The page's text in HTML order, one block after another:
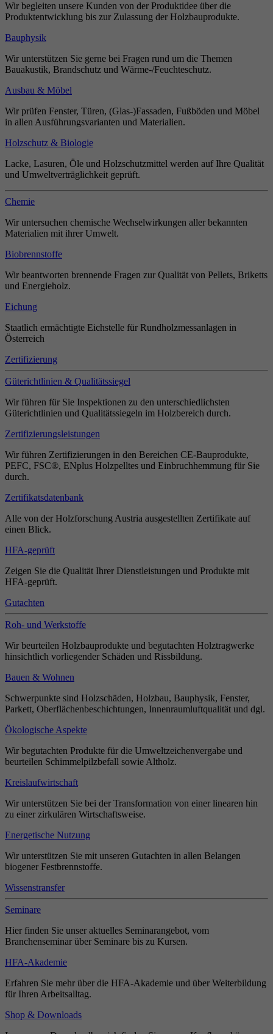
Wir begleiten unsere Kunden von der Produktidee über die
Produktentwicklung bis zur Zulassung der Holzbauprodukte.
Bauphysik
Wir unterstützen Sie gerne bei Fragen rund um die Themen
Bauakustik, Brandschutz und Wärme-/Feuchteschutz.
Ausbau & Möbel
Wir prüfen Fenster, Türen, (Glas-)Fassaden, Fußböden und Möbel
in allen Ausführungsvarianten und Materialien.
Holzschutz & Biologie
Lacke, Lasuren, Öle und Holzschutzmittel werden auf Ihre Qualität
und Umweltverträglichkeit geprüft.
Chemie
Wir untersuchen chemische Wechselwirkungen aller bekannten
Materialien mit ihrer Umwelt.
Biobrennstoffe
Wir beantworten brennende Fragen zur Qualität von Pellets, Briketts
und Energieholz.
Eichung
Staatlich ermächtigte Eichstelle für Rundholzmessanlagen in
Österreich
Zertifizierung
Güterichtlinien & Qualitätssiegel
Wir führen für Sie Inspektionen zu den unterschiedlichsten
Güterichtlinien und Qualitätssiegeln im Holzbereich durch.
Zertifizierungsleistungen
Wir führen Zertifizierungen in den Bereichen CE-Bauprodukte,
PEFC, FSC®, ENplus Holzpelltes und Einbruchhemmung für Sie
durch.
Zertifikatsdatenbank
Alle von der Holzforschung Austria ausgestellten Zertifikate auf
einen Blick.
HFA-geprüft
Zeigen Sie die Qualität Ihrer Dienstleistungen und Produkte mit
HFA-geprüft.
Gutachten
Roh- und Werkstoffe
Wir beurteilen Holzbauprodukte und begutachten Holztragwerke
hinsichtlich vorliegender Schäden und Rissbildung.
Bauen & Wohnen
Schwerpunkte sind Holzschäden, Holzbau, Bauphysik, Fenster,
Parkett, Oberflächenbeschichtungen, Innenraumluftqualität und dgl.
Ökologische Aspekte
Wir begutachten Produkte für die Umweltzeichenvergabe und
beurteilen Schimmelpilzbefall sowie Altholz.
Kreislaufwirtschaft
Wir unterstützen Sie bei der Transformation von einer linearen hin
zu einer zirkulären Wirtschaftsweise.
Energetische Nutzung
Wir unterstützen Sie mit unseren Gutachten in allen Belangen
biogener Festbrennstoffe.
Wissenstransfer
Seminare
Hier finden Sie unser aktuelles Seminarangebot, vom
Branchenseminar über Seminare bis zu Kursen.
HFA-Akademie
Erfahren Sie mehr über die HFA-Akademie und über Weiterbildung
für Ihren Arbeitsalltag.
Shop & Downloads